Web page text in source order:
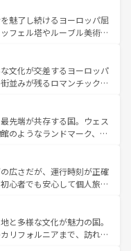
スが生活の一部となってい
た雰囲気や、バルセロナの
では古代ローマ遺跡や中世
が異なるスペインはその個
訪れる人を魅了する。 なお、新着のスペイン情報は コ
。
魅了し続けるヨーロッパ屈
フェル塔やルーブル美術館
。華麗な宮殿、歴史的な大
かな自然が、訪れる者を心
は美食の国としても知ら
るランス、プロヴァンスの
彩な楽しみ方が可能だ。さ
が溢れており、どの街角に
で全く異なる文化を体験で
のフランス情報はコンテンツ一覧
文化が交差するヨーロッパ
並みが残るロマンチック街
ても飽きることがない。ベ
ン州のアルプスの絶景、そ
いった風景は必見。ビール
い。 なお、新着の
を参照してほしい。
先端が共存する国。ウェス
のようなランドマーク、歴
また、優雅なアフタヌーン
ない英国パブ、サッカー観
体験も豊富。イギリスを旅
広さだが、運行時刻が正確
心者でも安心して個人旅行
イスならではのユニークな
けでなく町歩きも満喫する
いため物価も高いが、旅行
と多様な文化が魅力の国。
リフォルニアまで、訪れる